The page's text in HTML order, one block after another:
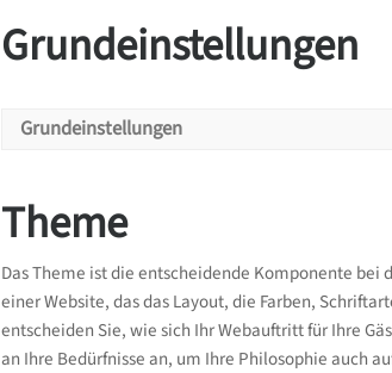
Grundeinstellungen
Grundeinstellungen
Vorlage auswählen
Falls noch keine Vorlage ausgewählt sein
Corporate Design – Vorlage auswählen
Theme
Das Theme ist die entscheidende Komponente bei
einer Website, das das Layout, die Farben,
entscheiden Sie, wie sich Ihr Webauftritt für Ihre
an Ihre Bedürfnisse an, um Ihre Philosophie auch